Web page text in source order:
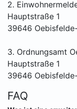
2.
Hauptstraße 1
39646
3. Ordnungsamt
Hauptstraße 1
39646
FAQ